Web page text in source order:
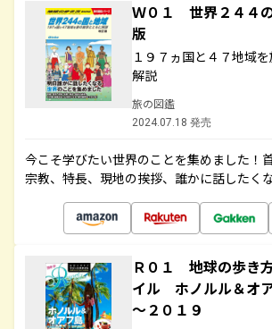
Ｗ０１ 世界２４４
版
１９７ヵ国と４７地域
解説
旅の図鑑
2024.07.18 発売
今こそ学びたい世界のことを集めました！
宗教、特長、現地の挨拶、誰かに話したく
Ｒ０１ 地球の歩き
イル ホノルル＆オ
～２０１９